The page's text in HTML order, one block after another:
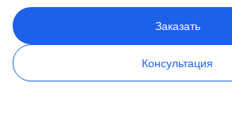
Заказать
Консультация